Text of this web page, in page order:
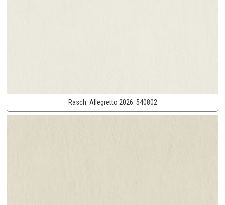
Rasch: Allegretto 2026: 540802